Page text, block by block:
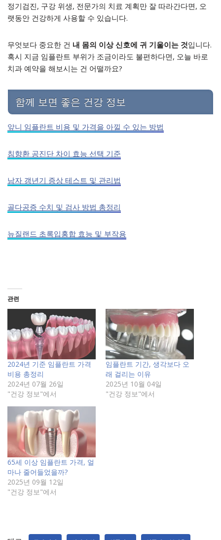
정기검진, 구강 위생, 전문가의 치료 계획만 잘 따라간다면, 오
랫동안 건강하게 사용할 수 있습니다.
무엇보다 중요한 건 내 몸의 이상 신호에 귀 기울이는 것입니다.
혹시 지금 임플란트 부위가 조금이라도 불편하다면, 오늘 바로
치과 예약을 해보시는 건 어떨까요?
함께 보면 좋은 건강 정보
앞니 임플란트 비용 및 가격을 아낄 수 있는 방법
침향환 공진단 차이 효능 선택 기준
남자 갱년기 증상 테스트 및 관리법
골다공증 수치 및 검사 방법 총정리
뉴질랜드 초록입홍합 효능 및 부작용
관련
2024년 기준 임플란트 가격
비용 총정리
2024년 07월 26일
"건강 정보"에서
임플란트 기간, 생각보다 오
래 걸리는 이유
2025년 10월 04일
"건강 정보"에서
65세 이상 임플란트 가격, 얼
마나 줄어들었을까?
2025년 09월 12일
"건강 정보"에서